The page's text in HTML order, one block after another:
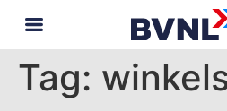
Tag: